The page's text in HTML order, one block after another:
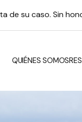
de su caso. Sin
QUIÉNES SOMOS